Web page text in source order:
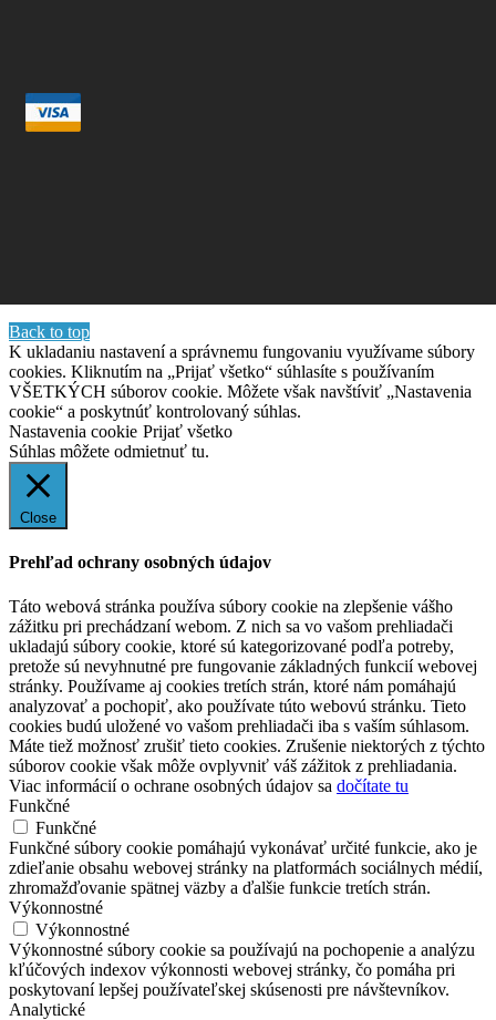
Back to top
K ukladaniu nastavení a správnemu fungovaniu využívame súbory
cookies. Kliknutím na „Prijať všetko“ súhlasíte s používaním
VŠETKÝCH súborov cookie. Môžete však navštíviť „Nastavenia
cookie“ a poskytnúť kontrolovaný súhlas.
Nastavenia cookie Prijať všetko
Súhlas môžete odmietnuť tu.
Close
Prehľad ochrany osobných údajov
Táto webová stránka používa súbory cookie na zlepšenie vášho
zážitku pri prechádzaní webom. Z nich sa vo vašom prehliadači
ukladajú súbory cookie, ktoré sú kategorizované podľa potreby,
pretože sú nevyhnutné pre fungovanie základných funkcií webovej
stránky. Používame aj cookies tretích strán, ktoré nám pomáhajú
analyzovať a pochopiť, ako používate túto webovú stránku. Tieto
cookies budú uložené vo vašom prehliadači iba s vaším súhlasom.
Máte tiež možnosť zrušiť tieto cookies. Zrušenie niektorých z týchto
súborov cookie však môže ovplyvniť váš zážitok z prehliadania.
Viac informácií o ochrane osobných údajov sa dočítate tu
Funkčné
Funkčné
Funkčné súbory cookie pomáhajú vykonávať určité funkcie, ako je
zdieľanie obsahu webovej stránky na platformách sociálnych médií,
zhromažďovanie spätnej väzby a ďalšie funkcie tretích strán.
Výkonnostné
Výkonnostné
Výkonnostné súbory cookie sa používajú na pochopenie a analýzu
kľúčových indexov výkonnosti webovej stránky, čo pomáha pri
poskytovaní lepšej používateľskej skúsenosti pre návštevníkov.
Analytické